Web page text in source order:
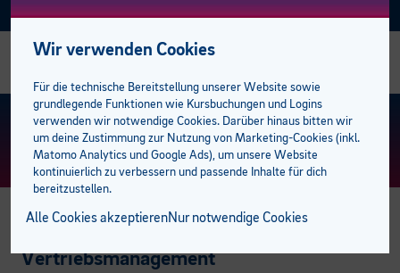
FacebookInstagramLinkedin
Gesundheit
Medizinische Assistenzberufe
Deutsch
Englisch
Berufsreifeprüfung
Lehrabschluss
Ausbilder:innen
Lehrlinge
Mitarbeiter
Sprachen
Lehre mit Matura
E-Learning plus
100 % online zum Abschluss
Öffentliche Aufträge
Privatpersonen
Unternehmen
Bildungsberatung
bfi Freifahrt Ticket
Standorte
bfi Standort Dornbirn
BFI Team
Trainer:innen
KURS FINDEN > ERWEITERTE SUCHE
Vertriebsmanagement
Wir verwenden Cookies
Für die technische Bereitstellung unserer Website sowie
grundlegende Funktionen wie Kursbuchungen und Logins
verwenden wir notwendige Cookies. Darüber hinaus bitten wir
um deine Zustimmung zur Nutzung von Marketing-Cookies (inkl.
Matomo Analytics und Google Ads), um unsere Website
kontinuierlich zu verbessern und passende Inhalte für dich
bereitzustellen.
Alle Cookies akzeptierenNur notwendige Cookies